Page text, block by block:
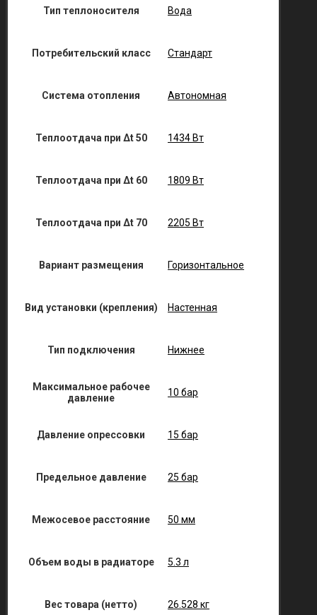
Тип теплоносителя Вода
Потребительский класс Стандарт
Система отопления Автономная
Теплоотдача при Δt 50 1434 Вт
Теплоотдача при Δt 60 1809 Вт
Теплоотдача при Δt 70 2205 Вт
Вариант размещения Горизонтальное
Вид установки (крепления) Настенная
Тип подключения Нижнее
Максимальное рабочее
давление
10 бар
Давление опрессовки 15 бар
Предельное давление 25 бар
Межосевое расстояние 50 мм
Объем воды в радиаторе 5.3 л
Вес товара (нетто) 26.528 кг